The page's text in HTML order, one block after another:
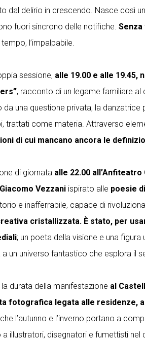
dal delirio in crescendo. Nasce così
fuori sincrono delle notifiche.
l’impalpabile.
sessione, alle 19.00 e alle 19.45,
, racconto di un legame familiare
da una questione privata, la
trattati come materia. Attraverso
di cui mancano ancora le
di giornata alle 22.00
Giacomo Vezzani ispirato alle poesie
e inafferrabile, capace di
cristallizzata. È stato, per
; un poeta della visione e una
un universo fantastico che esplora il
durata della manifestazione al
fotografica legata alle residenze,
l’autunno e l’inverno portano a
illustratori, disegnatori e fumettisti